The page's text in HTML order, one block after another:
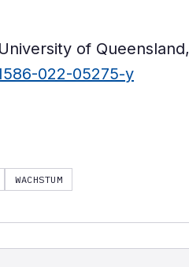
of Queensland,
022-05275-y
WACHSTUM